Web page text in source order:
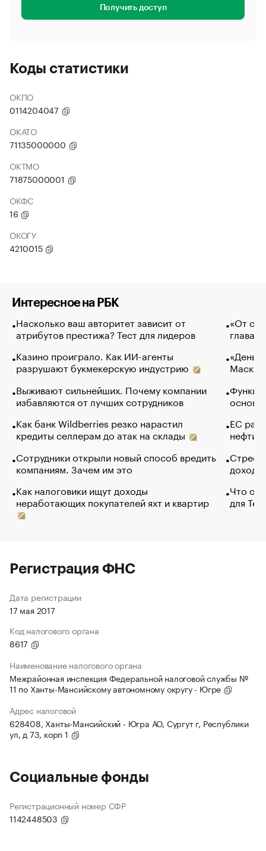
Получить доступ
Коды статистики
ОКПО
0114204047
ОКАТО
71135000000
ОКТМО
71875000001
ОКФС
16
ОКОГУ
4210015
Интересное на РБК
Насколько ваш авторитет зависит от
атрибутов престижа? Тест для лидеров
Казино проиграло. Как ИИ-агенты
разрушают букмекерскую индустрию
Выживают сильнейших. Почему компании
избавляются от лучших сотрудников
Как банк Wildberries резко нарастил
кредиты селлерам до атак на склады
Сотрудники открыли новый способ вредить
компаниям. Зачем им это
Как налоговики ищут доходы
неработающих покупателей яхт и квартир
«От
глава
Маск в
основ
ЕС
нефти
Что
для
Регистрация ФНС
Дата регистрации
17 мая 2017
Код налогового органа
8617
Наименование налогового органа
Межрайонная инспекция Федеральной налоговой службы №
11 по Ханты-Мансийскому автономному округу - Югре
Адрес налоговой
628408, Ханты-Мансийский - Югра АО, Сургут г, Республики
ул, д 73, корп 1
Социальные фонды
Регистрационный номер СФР
1142448503